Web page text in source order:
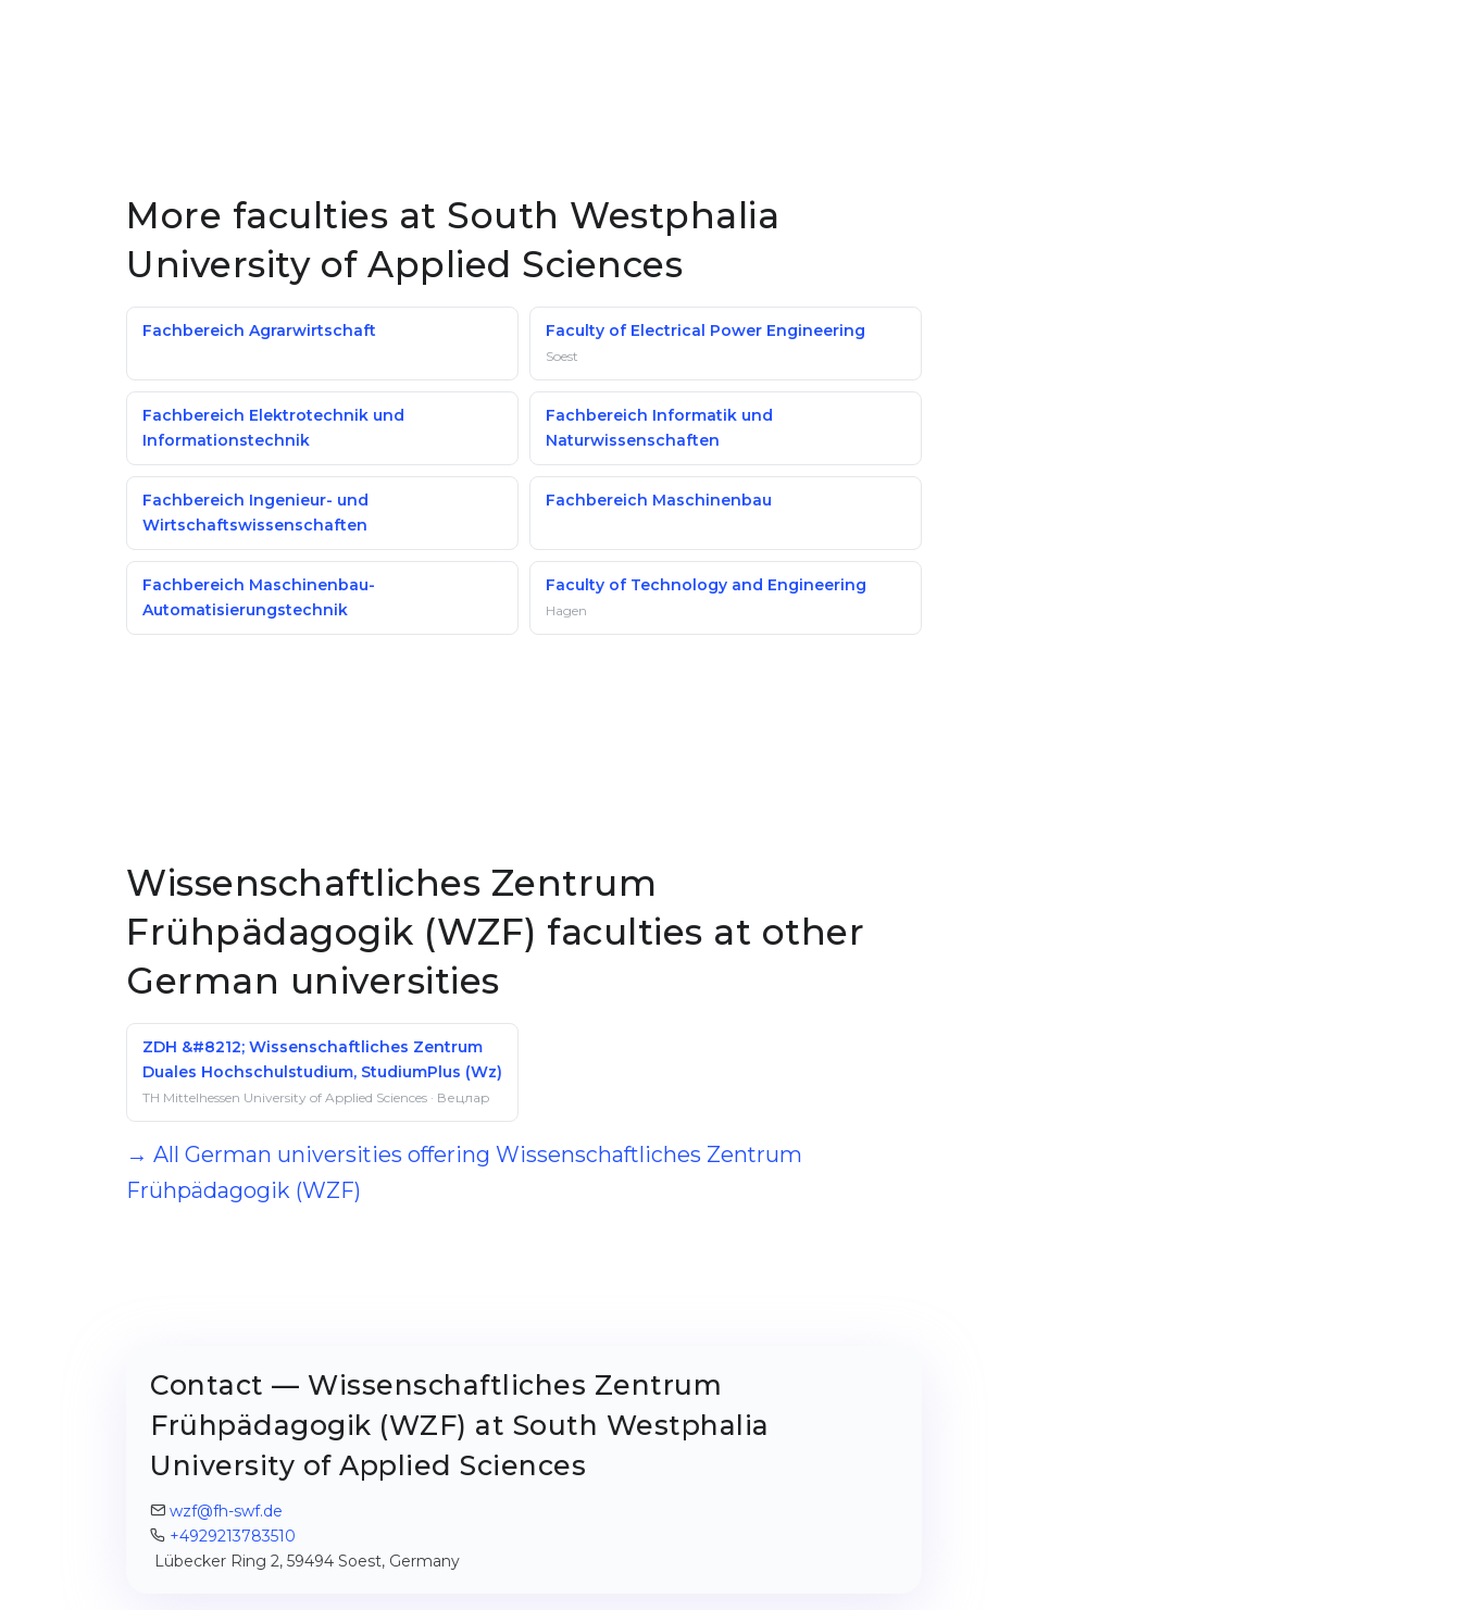
More faculties at South Westphalia
University of Applied Sciences
Fachbereich Agrarwirtschaft Faculty of Electrical Power Engineering
Soest
Fachbereich Elektrotechnik und
Informationstechnik
Fachbereich Informatik und
Naturwissenschaften
Fachbereich Ingenieur- und
Wirtschaftswissenschaften
Fachbereich Maschinenbau
Fachbereich Maschinenbau-
Automatisierungstechnik
Faculty of Technology and Engineering
Hagen
Wissenschaftliches Zentrum
Frühpädagogik (WZF) faculties at other
German universities
ZDH &#8212; Wissenschaftliches Zentrum
Duales Hochschulstudium, StudiumPlus (Wz)
TH Mittelhessen University of Applied Sciences · Вецлар
→ All German universities offering Wissenschaftliches Zentrum
Frühpädagogik (WZF)
Contact — Wissenschaftliches Zentrum
Frühpädagogik (WZF) at South Westphalia
University of Applied Sciences
wzf@fh-swf.de
+4929213783510
Lübecker Ring 2, 59494 Soest, Germany